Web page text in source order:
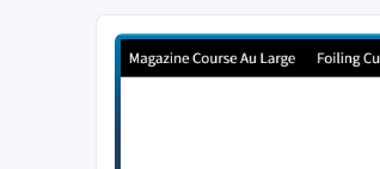
Forum de Cup In